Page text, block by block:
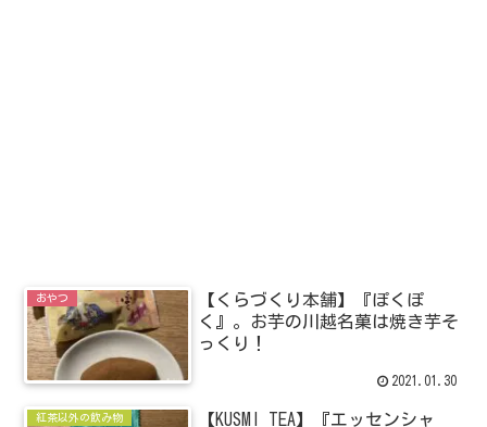
おやつ
【くらづくり本舗】『ぽくぽ
く』。お芋の川越名菓は焼き芋そ
っくり！
2021.01.30
紅茶以外の飲み物
【KUSMI TEA】『エッセンシャ